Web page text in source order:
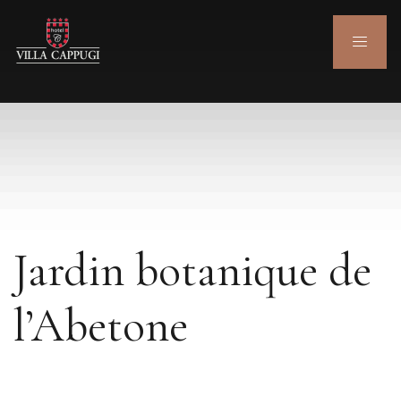
Jardin botanique de
l’Abetone